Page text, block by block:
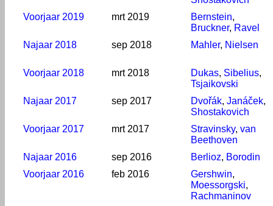
Voorjaar 2019
mrt 2019 Bernstein,
Bruckner, Ravel
Najaar 2018
sep 2018 Mahler, Nielsen
Voorjaar 2018 mrt 2018 Dukas, Sibelius,
Tsjaikovski
Najaar 2017
sep 2017 Dvořák, Janáček,
Shostakovich
Voorjaar 2017
mrt 2017 Stravinsky, van
Beethoven
Najaar 2016
sep 2016 Berlioz, Borodin
Voorjaar 2016
feb 2016 Gershwin,
Moessorgski,
Rachmaninov